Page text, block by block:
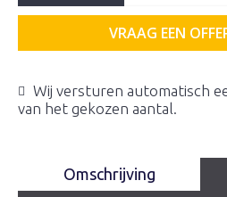
VRAAG EEN
Wij versturen automatisch
van het gekozen aantal.
Omschrijving